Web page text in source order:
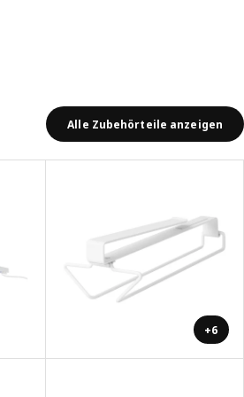
Alle Zubehörteile anzeigen
+6